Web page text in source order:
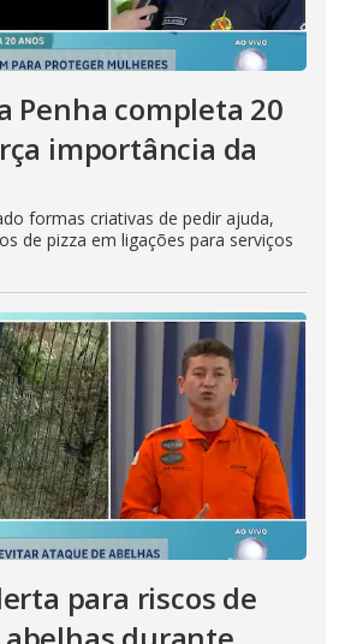
Penha completa 20
importância da
formas criativas de pedir ajuda,
de pizza em ligações para serviços
para riscos de